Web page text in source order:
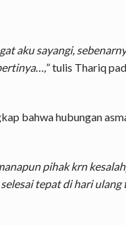
aku sayangi,
” tulis Thariq
bahwa hubungan
pihak krn
tepat di hari ulang